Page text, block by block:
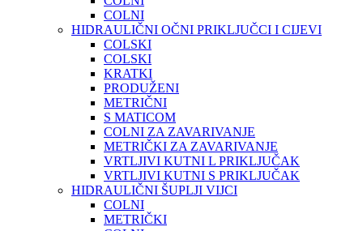
COLNI
HIDRAULIČNI OČNI PRIKLJUČCI I CIJEVI
COLSKI
COLSKI
KRATKI
PRODUŽENI
METRIČNI
S MATICOM
COLNI ZA ZAVARIVANJE
METRIČKI ZA ZAVARIVANJE
VRTLJIVI KUTNI L PRIKLJUČAK
VRTLJIVI KUTNI S PRIKLJUČAK
HIDRAULIČNI ŠUPLJI VIJCI
COLNI
METRIČKI